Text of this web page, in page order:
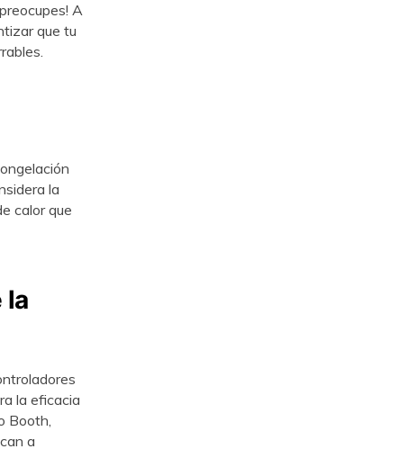
A
que tu
la
calor que
la
la eficacia
Booth,
a